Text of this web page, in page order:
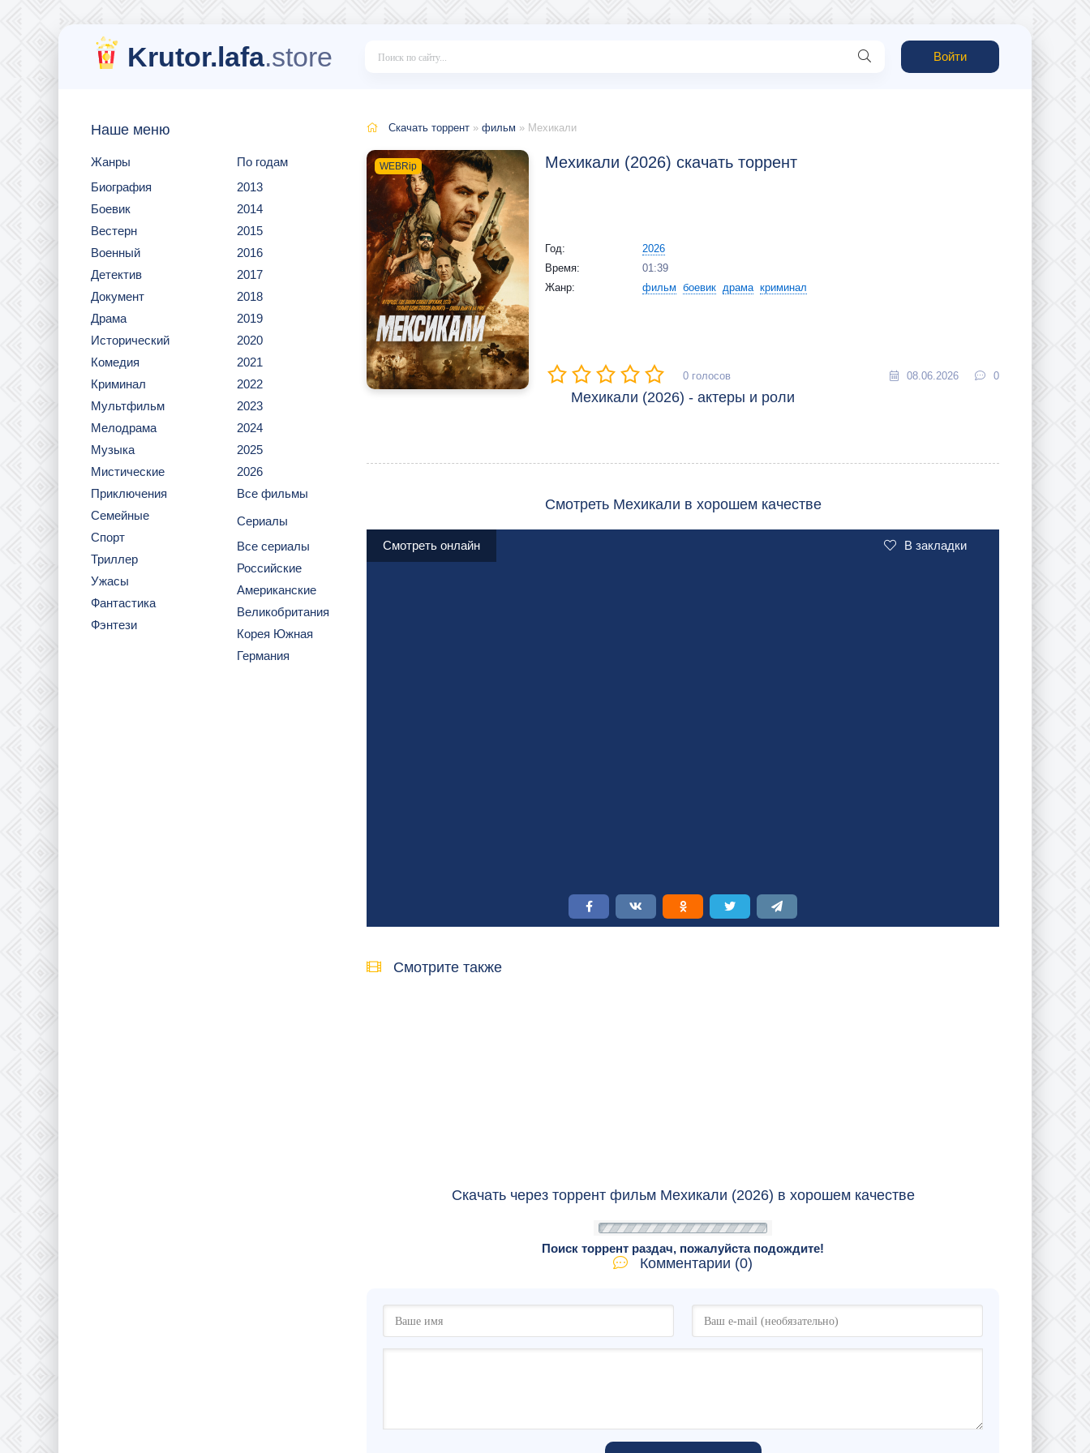
Krutor.lafa.store Войти
Наше меню
Жанры
Биография
Боевик
Вестерн
Военный
Детектив
Документ
Драма
Исторический
Комедия
Криминал
Мультфильм
Мелодрама
Музыка
Мистические
Приключения
Семейные
Спорт
Триллер
Ужасы
Фантастика
Фэнтези
По годам
2013
2014
2015
2016
2017
2018
2019
2020
2021
2022
2023
2024
2025
2026
Все фильмы
Сериалы
Все сериалы
Российские
Американские
Великобритания
Корея Южная
Германия
Скачать торрент » фильм » Мехикали
WEBRip Мехикали (2026) скачать торрент
Год:
2026
Время:
01:39
Жанр:
фильм боевик драма криминал
0 голосов 08.06.2026 0
Мехикали (2026) - актеры и роли
Смотреть Мехикали в хорошем качестве
Смотреть онлайн В закладки
Смотрите также
Скачать через торрент фильм Мехикали (2026) в хорошем качестве
Поиск торрент раздач, пожалуйста подождите!
Комментарии (0)